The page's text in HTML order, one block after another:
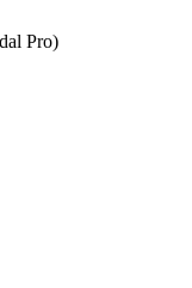
Pro)